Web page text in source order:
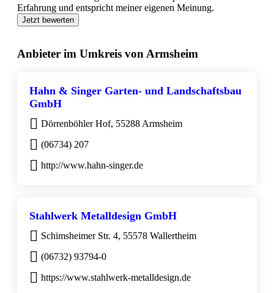
Erfahrung und entspricht meiner eigenen Meinung.
Jetzt bewerten
Anbieter im Umkreis von Armsheim
Hahn & Singer Garten- und Landschaftsbau
GmbH
Dörrenböhler Hof, 55288 Armsheim
(06734) 207
http://www.hahn-singer.de
Stahlwerk Metalldesign GmbH
Schimsheimer Str. 4, 55578 Wallertheim
(06732) 93794-0
https://www.stahlwerk-metalldesign.de